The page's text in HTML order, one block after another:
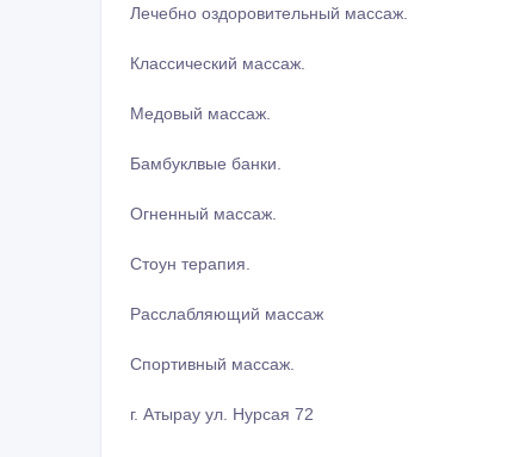
Лечебно оздоровительный мacсаж.
Классический мacсаж.
Медовый мacсаж.
Бамбуклвые банки.
Огненный мacсаж.
Стоун терапия.
Расслабляющий мacсаж
Спортивный мacсаж.
г. Атырау ул. Нурсая 72